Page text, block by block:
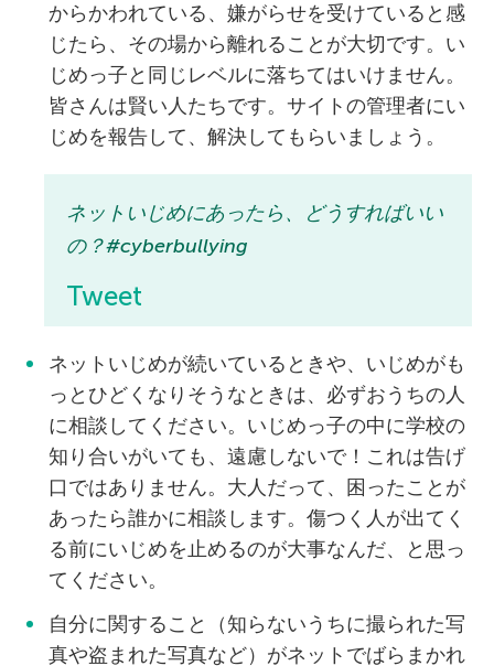
からかわれている、嫌がらせを受けていると感
じたら、その場から離れることが大切です。い
じめっ子と同じレベルに落ちてはいけません。
皆さんは賢い人たちです。サイトの管理者にい
じめを報告して、解決してもらいましょう。
ネットいじめにあったら、どうすればいい
の？#cyberbullying
Tweet
ネットいじめが続いているときや、いじめがも
っとひどくなりそうなときは、必ずおうちの人
に相談してください。いじめっ子の中に学校の
知り合いがいても、遠慮しないで！これは告げ
口ではありません。大人だって、困ったことが
あったら誰かに相談します。傷つく人が出てく
る前にいじめを止めるのが大事なんだ、と思っ
てください。
自分に関すること（知らないうちに撮られた写
真や盗まれた写真など）がネットでばらまかれ